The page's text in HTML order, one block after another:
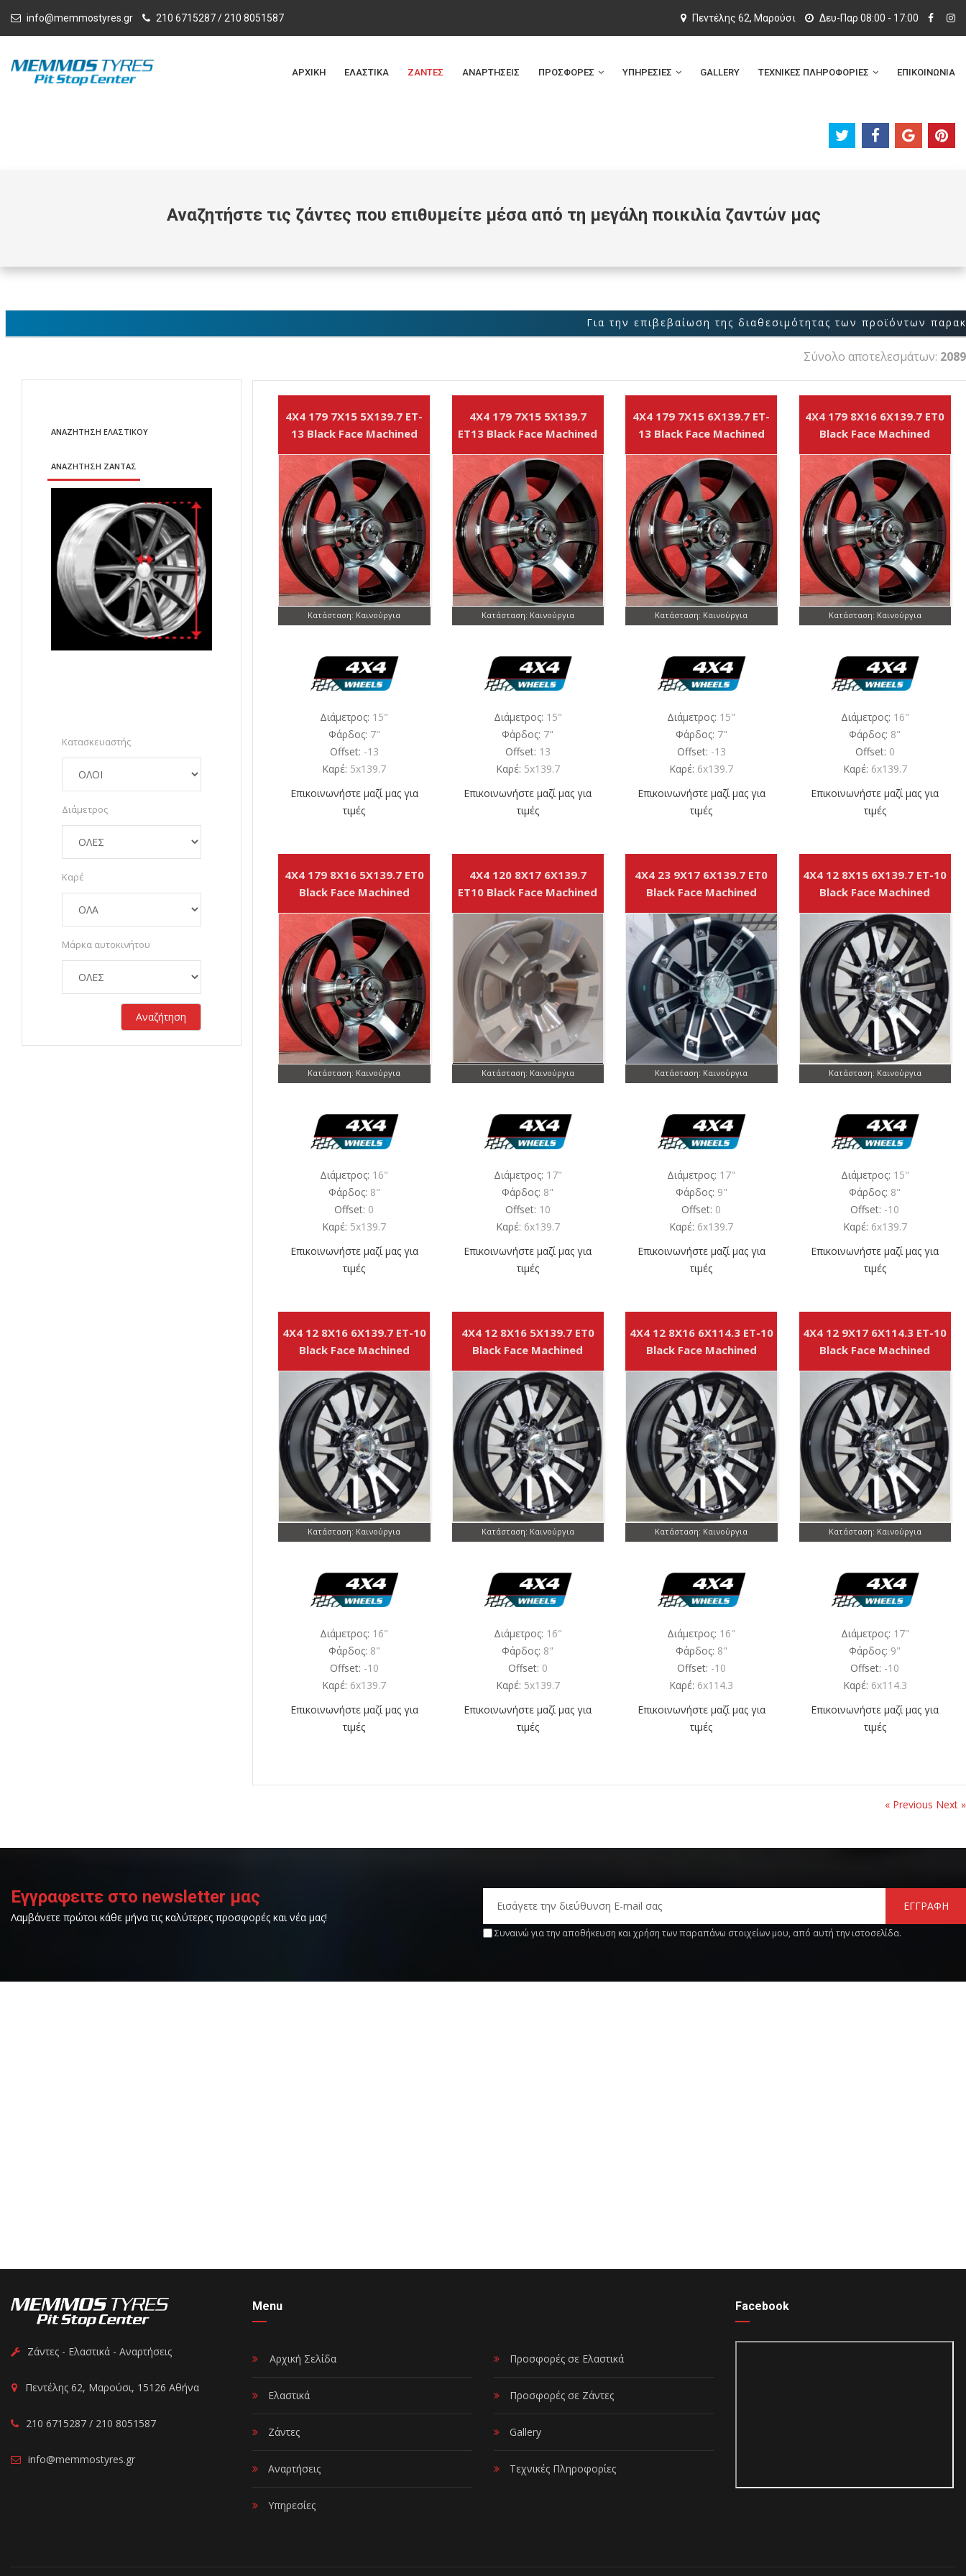
info@memmostyres.gr 210 6715287 / 210 8051587 Πεντέλης 62, Μαρούσι Δευ-Παρ 08:00 - 17:00
ΑΡΧΙΚΗ ΕΛΑΣΤΙΚΑ ΖΑΝΤΕΣ ΑΝΑΡΤΗΣΕΙΣ ΠΡΟΣΦΟΡΕΣ ΥΠΗΡΕΣΙΕΣ GALLERY ΤΕΧΝΙΚΕΣ ΠΛΗΡΟΦΟΡΙΕΣ ΕΠΙΚΟΙΝΩΝΙΑ
Αναζητήστε τις ζάντες που επιθυμείτε μέσα από τη μεγάλη ποικιλία ζαντών μας
Για την επιβεβαίωση της διαθεσιμότητας των προϊόντων παρακαλούμε
ΑΝΑΖΗΤΗΣΗ ΕΛΑΣΤΙΚΟΥ
ΑΝΑΖΗΤΗΣΗ ΖΑΝΤΑΣ
Κατασκευαστής
Διάμετρος
Καρέ
Μάρκα αυτοκινήτου
Αναζήτηση
Σύνολο αποτελεσμάτων: 2089
4X4 179 7X15 5X139.7 ET-
13 Black Face Machined
Κατάσταση: Καινούργια
Διάμετρος: 15"
Φάρδος: 7"
Offset: -13
Καρέ: 5x139.7
Επικοινωνήστε μαζί μας για
τιμές
4X4 179 7X15 5X139.7
ET13 Black Face Machined
Κατάσταση: Καινούργια
Διάμετρος: 15"
Φάρδος: 7"
Offset: 13
Καρέ: 5x139.7
Επικοινωνήστε μαζί μας για
τιμές
4X4 179 7X15 6X139.7 ET-
13 Black Face Machined
Κατάσταση: Καινούργια
Διάμετρος: 15"
Φάρδος: 7"
Offset: -13
Καρέ: 6x139.7
Επικοινωνήστε μαζί μας για
τιμές
4X4 179 8X16 6X139.7 ET0
Black Face Machined
Κατάσταση: Καινούργια
Διάμετρος: 16"
Φάρδος: 8"
Offset: 0
Καρέ: 6x139.7
Επικοινωνήστε μαζί μας για
τιμές
4X4 179 8X16 5X139.7 ET0
Black Face Machined
Κατάσταση: Καινούργια
Διάμετρος: 16"
Φάρδος: 8"
Offset: 0
Καρέ: 5x139.7
Επικοινωνήστε μαζί μας για
τιμές
4X4 120 8X17 6X139.7
ET10 Black Face Machined
Κατάσταση: Καινούργια
Διάμετρος: 17"
Φάρδος: 8"
Offset: 10
Καρέ: 6x139.7
Επικοινωνήστε μαζί μας για
τιμές
4X4 23 9X17 6X139.7 ET0
Black Face Machined
Κατάσταση: Καινούργια
Διάμετρος: 17"
Φάρδος: 9"
Offset: 0
Καρέ: 6x139.7
Επικοινωνήστε μαζί μας για
τιμές
4X4 12 8X15 6X139.7 ET-10
Black Face Machined
Κατάσταση: Καινούργια
Διάμετρος: 15"
Φάρδος: 8"
Offset: -10
Καρέ: 6x139.7
Επικοινωνήστε μαζί μας για
τιμές
4X4 12 8X16 6X139.7 ET-10
Black Face Machined
Κατάσταση: Καινούργια
Διάμετρος: 16"
Φάρδος: 8"
Offset: -10
Καρέ: 6x139.7
Επικοινωνήστε μαζί μας για
τιμές
4X4 12 8X16 5X139.7 ET0
Black Face Machined
Κατάσταση: Καινούργια
Διάμετρος: 16"
Φάρδος: 8"
Offset: 0
Καρέ: 5x139.7
Επικοινωνήστε μαζί μας για
τιμές
4X4 12 8X16 6X114.3 ET-10
Black Face Machined
Κατάσταση: Καινούργια
Διάμετρος: 16"
Φάρδος: 8"
Offset: -10
Καρέ: 6x114.3
Επικοινωνήστε μαζί μας για
τιμές
4X4 12 9X17 6X114.3 ET-10
Black Face Machined
Κατάσταση: Καινούργια
Διάμετρος: 17"
Φάρδος: 9"
Offset: -10
Καρέ: 6x114.3
Επικοινωνήστε μαζί μας για
τιμές
« Previous Next »
Εγγραφειτε στο newsletter μας
Λαμβάνετε πρώτοι κάθε μήνα τις καλύτερες προσφορές και νέα μας!
ΕΓΓΡΑΦΗ
Συναινώ για την αποθήκευση και χρήση των παραπάνω στοιχείων μου, από αυτή την ιστοσελίδα.
Ζάντες - Ελαστικά - Αναρτήσεις
Πεντέλης 62, Μαρούσι, 15126 Αθήνα
210 6715287 / 210 8051587
info@memmostyres.gr
Menu
Αρχική Σελίδα
Ελαστικά
Ζάντες
Αναρτήσεις
Υπηρεσίες
Προσφορές σε Ελαστικά
Προσφορές σε Ζάντες
Gallery
Τεχνικές Πληροφορίες
Facebook